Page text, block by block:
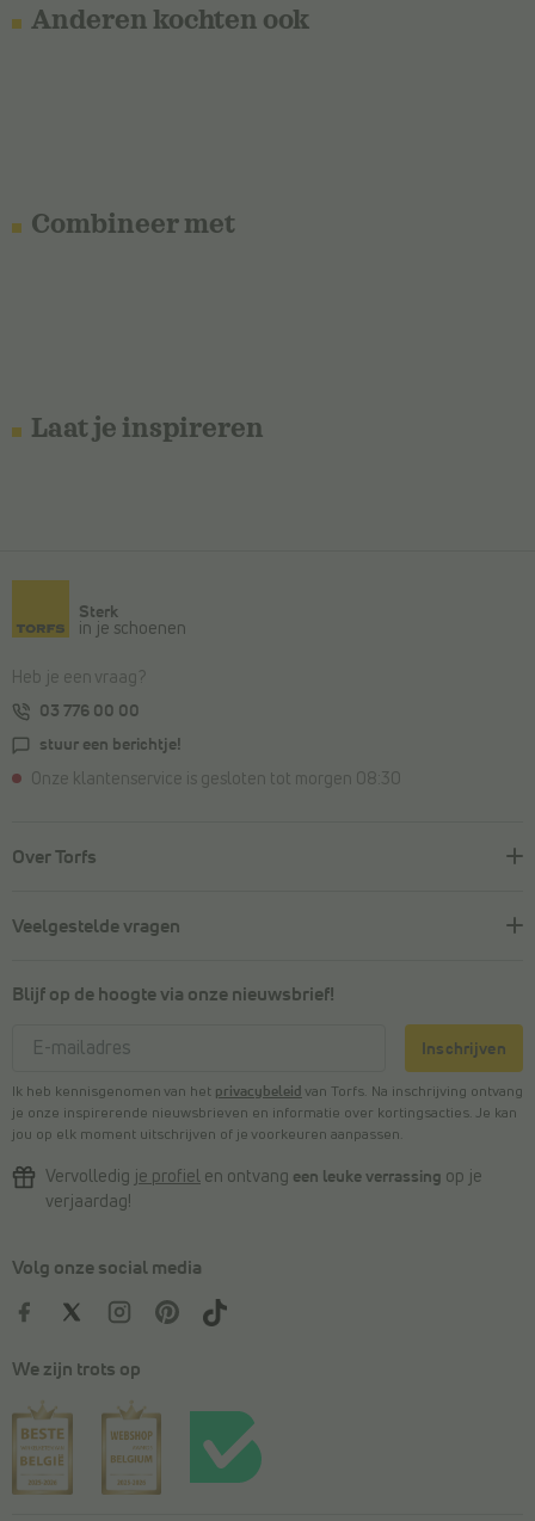
Anderen kochten ook
Combineer met
Laat je inspireren
Sterk
in je schoenen
Heb je een vraag?
03 776 00 00
stuur een berichtje!
Onze klantenservice is gesloten tot morgen 08:30
Over Torfs
Veelgestelde vragen
Blijf op de hoogte via onze nieuwsbrief!
Inschrijven
Ik heb kennisgenomen van het privacybeleid van Torfs. Na inschrijving ontvang
je onze inspirerende nieuwsbrieven en informatie over kortingsacties. Je kan
jou op elk moment uitschrijven of je voorkeuren aanpassen.
Vervolledig je profiel en ontvang een leuke verrassing op je
verjaardag!
Volg onze social media
We zijn trots op